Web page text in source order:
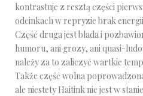
kontrastuje z resztą części
odcinkach w repryzie brak energii
Część druga jest blada i
humoru, ani grozy, ani quasi-
należy za to zaliczyć wartkie
Także część wolna
ale niestety Haitink nie jest w